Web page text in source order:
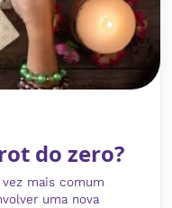
do zero?
mais comum
uma nova